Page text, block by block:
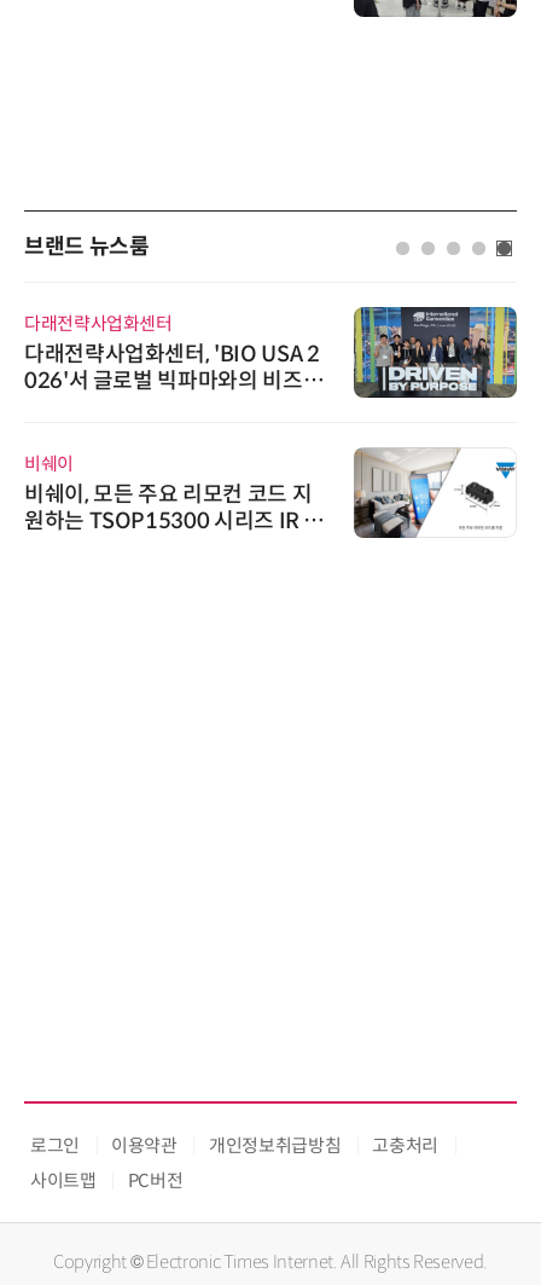
브랜드 뉴스룸
다래전략사업화센터
다래전략사업화센터, 'BIO USA 2
026'서 글로벌 빅파마와의 비즈니
비쉐이
비쉐이, 모든 주요 리모컨 코드 지
원하는 TSOP15300 시리즈 IR 수
로그인 이용약관 개인정보취급방침
고충처리
사이트맵
PC버전
Copyright © Electronic Times Internet. All Rights Reserved.